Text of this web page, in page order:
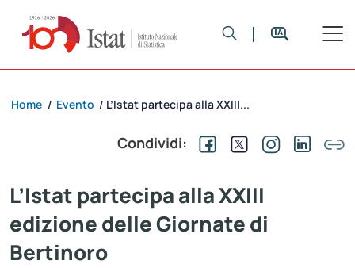
Home / Evento / L’Istat partecipa alla XXIII...
Condividi:
L’Istat partecipa alla XXIII
edizione delle Giornate di
Bertinoro